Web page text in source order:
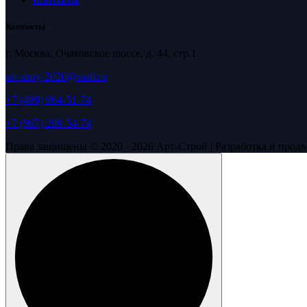
Контакты
г. Москва, Очаковское шоссе, д. 44, стр.1
art-stroy-2020@mail.ru
+7 (499) 964-51-74
+7 (967) 299-54-74
Права защищены © 2020 - 2026 Арт-Строй | Разработка и